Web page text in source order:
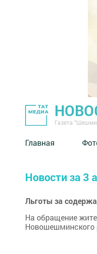
Газета
Главная
Новости за 3
Льготы за
На обращение
Новошешминского